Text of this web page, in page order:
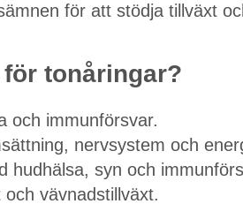
för att stödja tillväxt
tonåringar?
och immunförsvar.
nervsystem och
syn och
vävnadstillväxt.